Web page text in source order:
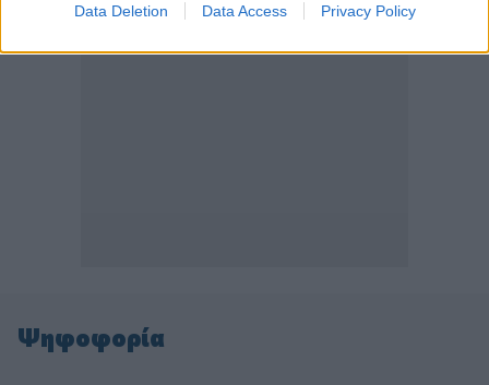
Data Deletion Data Access Privacy Policy
Ψηφοφορία